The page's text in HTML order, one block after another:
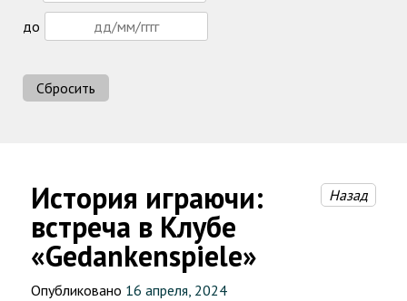
История играючи:
встреча в Клубе
«Gedankenspiele»
Назад
Опубликовано 16 апреля, 2024
до
Сбросить